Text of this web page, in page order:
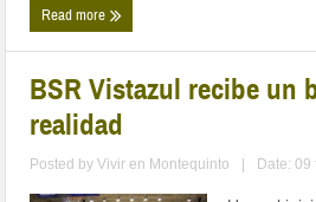
Read more
BSR Vistazul recibe un
realidad
Posted byVivir en Montequinto Date: